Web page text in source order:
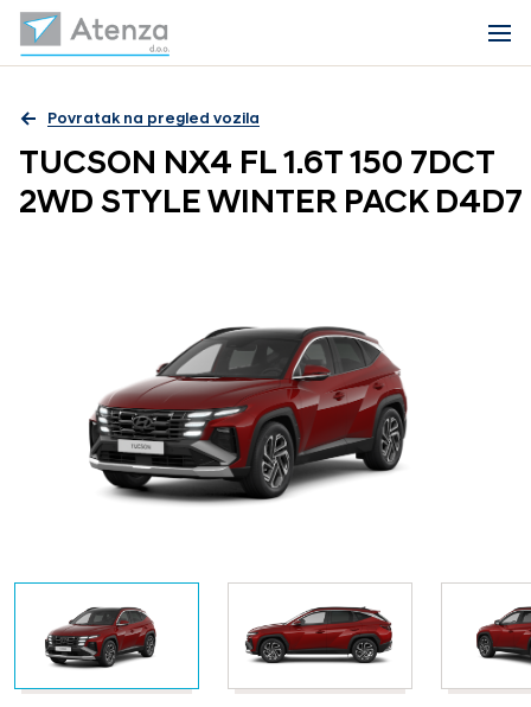
Povratak na pregled vozila
TUCSON NX4 FL 1.6T 150 7DCT
2WD STYLE WINTER PACK D4D7